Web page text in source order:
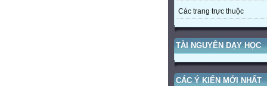
Các trang trực thuộc
TÀI NGUYÊN DẠY HỌC
CÁC Ý KIẾN MỚI NHẤT